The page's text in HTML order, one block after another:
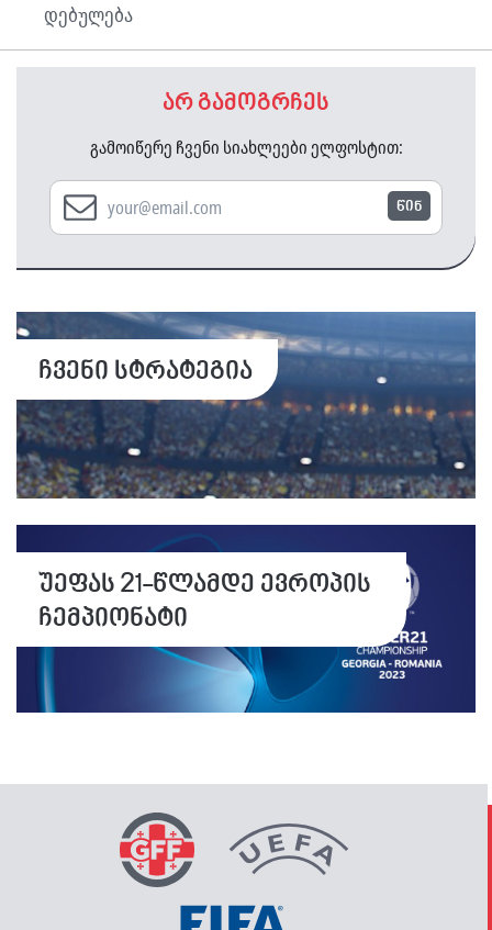
დებულება
არ გამოგრჩეს
გამოიწერე ჩვენი სიახლეები ელფოსტით:
წინ
ჩვენი სტრატეგია
უეფას 21-წლამდე ევროპის
ჩემპიონატი